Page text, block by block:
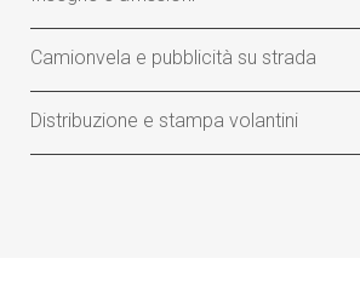
Camionvela e pubblicità su strada
Distribuzione e stampa volantini